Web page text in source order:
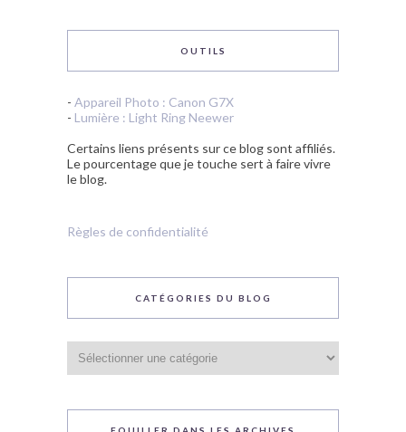
OUTILS
- Appareil Photo : Canon G7X
- Lumière : Light Ring Neewer
Certains liens présents sur ce blog sont affiliés.
Le pourcentage que je touche sert à faire vivre
le blog.
Règles de confidentialité
CATÉGORIES DU BLOG
du
blog